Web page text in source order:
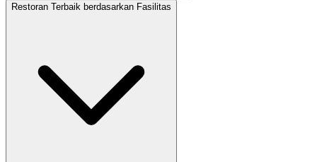
Restoran Terbaik berdasarkan Fasilitas